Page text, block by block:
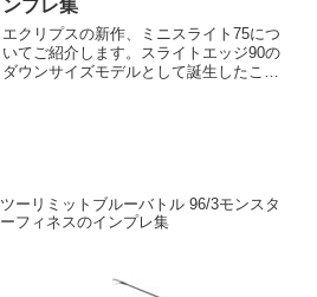
ンプレ集
エクリプスの新作、ミニスライト75につ
いてご紹介します。スライトエッジ90の
ダウンサイズモデルとして誕生したこの
ツーリミットブルーバトル 96/3モンスタ
ーフィネスのインプレ集